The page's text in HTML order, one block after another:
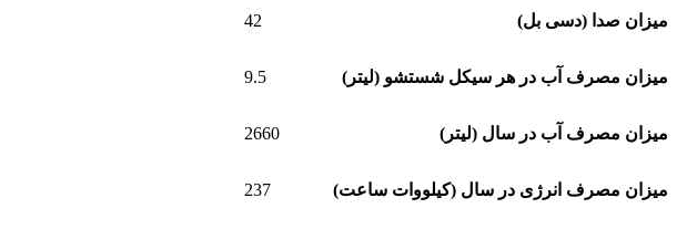
میزان صدا (دسی بل) 42
میزان مصرف آب در هر سیکل شستشو (لیتر) 9.5
میزان مصرف آب در سال (لیتر) 2660
میزان مصرف انرژی در سال (کیلووات ساعت) 237